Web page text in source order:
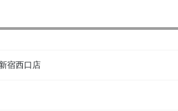
宿西口店